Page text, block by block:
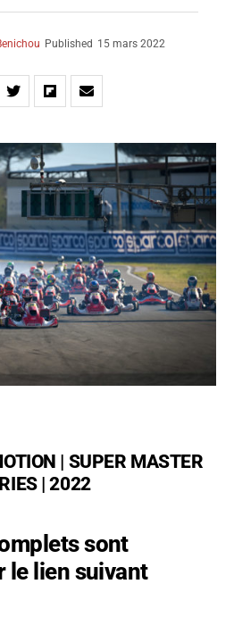
Published 15 mars 2022
| SUPER MASTER
| 2022
sont
le lien suivant